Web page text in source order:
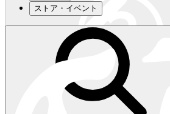
キャロウェイアパレルはこちら>>>
ストア・イベント